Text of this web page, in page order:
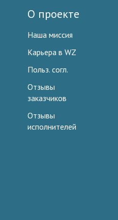
О проекте
Наша миссия
Карьера в WZ
Польз. согл.
Отзывы
заказчиков
Отзывы
исполнителей